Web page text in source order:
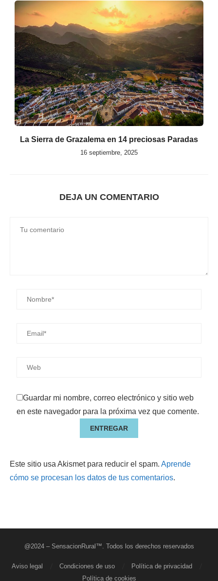
La Sierra de Grazalema en 14 preciosas Paradas
16 septiembre, 2025
DEJA UN COMENTARIO
Guardar mi nombre, correo electrónico y sitio web
en este navegador para la próxima vez que comente.
Este sitio usa Akismet para reducir el spam. Aprende
cómo se procesan los datos de tus comentarios.
@2024 – SensacionRural™. Todos los derechos reservados
Aviso legal Condiciones de uso
Política de privacidad
Política de cookies